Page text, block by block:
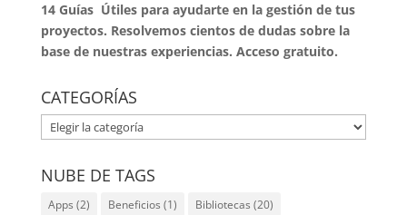
14 Guías Útiles para ayudarte en la gestión de tus
proyectos. Resolvemos cientos de dudas sobre la
base de nuestras experiencias. Acceso gratuito.
CATEGORÍAS
CATEGORÍAS
NUBE DE TAGS
Apps (2) Beneficios (1) Bibliotecas (20)